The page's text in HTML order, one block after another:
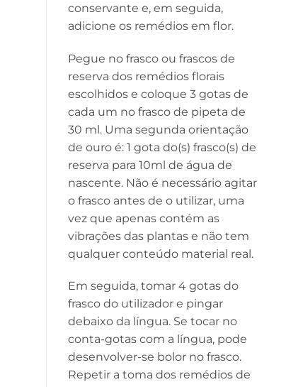
conservante e, em seguida,
adicione os remédios em flor.
Pegue no frasco ou frascos de
reserva dos remédios florais
escolhidos e coloque 3 gotas de
cada um no frasco de pipeta de
30 ml. Uma segunda orientação
de ouro é: 1 gota do(s) frasco(s) de
reserva para 10ml de água de
nascente. Não é necessário agitar
o frasco antes de o utilizar, uma
vez que apenas contém as
vibrações das plantas e não tem
qualquer conteúdo material real.
Em seguida, tomar 4 gotas do
frasco do utilizador e pingar
debaixo da língua. Se tocar no
conta-gotas com a língua, pode
desenvolver-se bolor no frasco.
Repetir a toma dos remédios de